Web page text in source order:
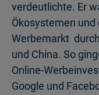
verdeutlichte. Er
Ökosystemen
Werbemarkt
und China. So
Online-
Google und